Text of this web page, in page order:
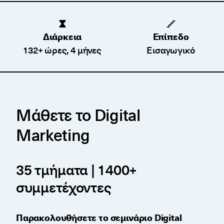
Διάρκεια
132+ ώρες, 4 μήνες
Επίπεδο
Εισαγωγικό
Μάθετε το Digital
Marketing
35 τμήματα | 1400+
συμμετέχοντες
Παρακολουθήσετε το σεμινάριο Digital